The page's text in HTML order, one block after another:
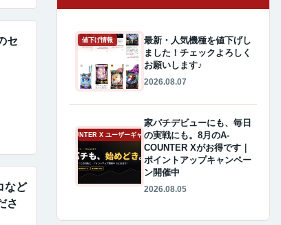
セ
など
さ
値下げ情報
最新・人気機種を値下げし
ました！チェックよろしく
お願いします♪
2026.08.07
A-COUNTER X ユーザーギャラリー
家パチデビューにも、毎日
の実戦にも。8月のA-
COUNTER Xがお得です｜
ポイントアップキャンペー
ン開催中
2026.08.05